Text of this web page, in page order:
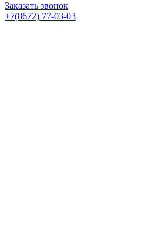
Заказать звонок
+7(8672) 77-03-03